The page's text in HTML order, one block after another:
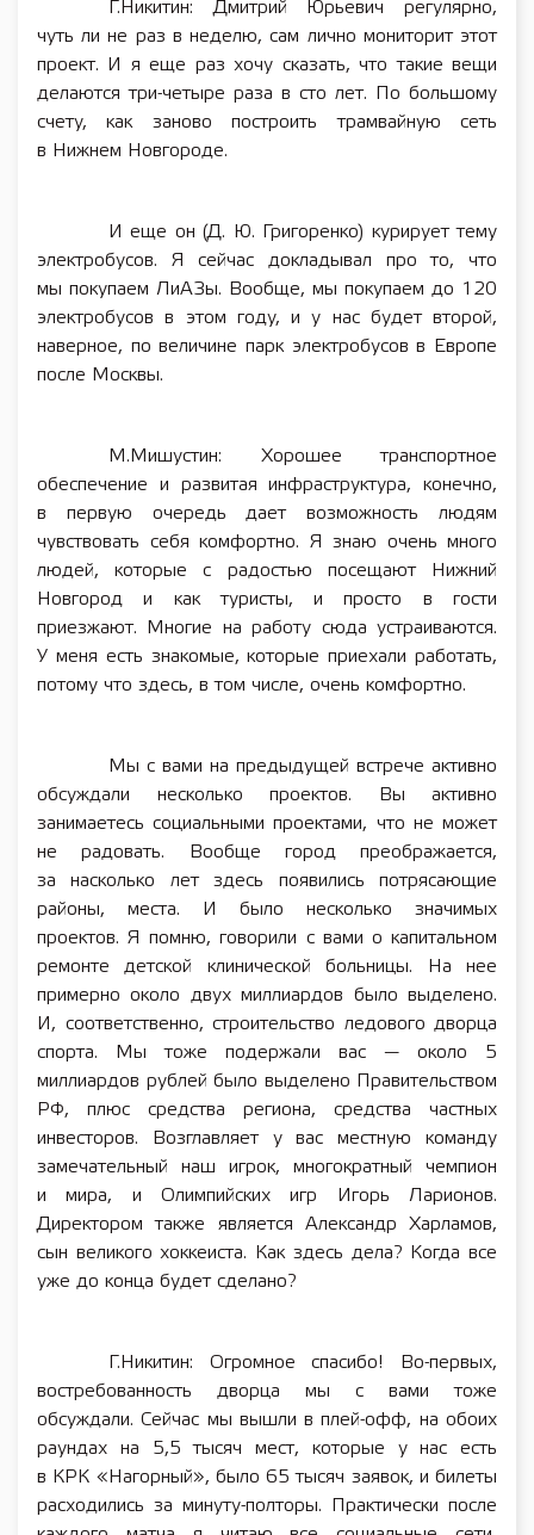
Г.Никитин: Дмитрий Юрьевич регулярно,
чуть ли не раз в неделю, сам лично мониторит этот
проект. И я еще раз хочу сказать, что такие вещи
делаются три-четыре раза в сто лет. По большому
счету, как заново построить трамвайную сеть
в Нижнем Новгороде.
И еще он (Д. Ю. Григоренко) курирует тему
электробусов. Я сейчас докладывал про то, что
мы покупаем ЛиАЗы. Вообще, мы покупаем до 120
электробусов в этом году, и у нас будет второй,
наверное, по величине парк электробусов в Европе
после Москвы.
М.Мишустин: Хорошее транспортное
обеспечение и развитая инфраструктура, конечно,
в первую очередь дает возможность людям
чувствовать себя комфортно. Я знаю очень много
людей, которые с радостью посещают Нижний
Новгород и как туристы, и просто в гости
приезжают. Многие на работу сюда устраиваются.
У меня есть знакомые, которые приехали работать,
потому что здесь, в том числе, очень комфортно.
Мы с вами на предыдущей встрече активно
обсуждали несколько проектов. Вы активно
занимаетесь социальными проектами, что не может
не радовать. Вообще город преображается,
за насколько лет здесь появились потрясающие
районы, места. И было несколько значимых
проектов. Я помню, говорили с вами о капитальном
ремонте детской клинической больницы. На нее
примерно около двух миллиардов было выделено.
И, соответственно, строительство ледового дворца
спорта. Мы тоже подержали вас — около 5
миллиардов рублей было выделено Правительством
РФ, плюс средства региона, средства частных
инвесторов. Возглавляет у вас местную команду
замечательный наш игрок, многократный чемпион
и мира, и Олимпийских игр Игорь Ларионов.
Директором также является Александр Харламов,
сын великого хоккеиста. Как здесь дела? Когда все
уже до конца будет сделано?
Г.Никитин: Огромное спасибо! Во-первых,
востребованность дворца мы с вами тоже
обсуждали. Сейчас мы вышли в плей-офф, на обоих
раундах на 5,5 тысяч мест, которые у нас есть
в КРК «Нагорный», было 65 тысяч заявок, и билеты
расходились за минуту-полторы. Практически после